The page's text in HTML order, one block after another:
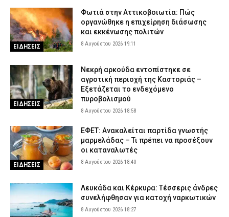
ΕΙΔΗΣΕΙΣ
Φωτιά στην Αττικοβοιωτία: Πώς
οργανώθηκε η επιχείρηση διάσωσης
και εκκένωσης πολιτών
8 Αυγούστου 2026 19:11
ΕΙΔΗΣΕΙΣ
Νεκρή αρκούδα εντοπίστηκε σε
αγροτική περιοχή της Καστοριάς –
Εξετάζεται το ενδεχόμενο
πυροβολισμού
8 Αυγούστου 2026 18:58
ΕΙΔΗΣΕΙΣ
ΕΦΕΤ: Ανακαλείται παρτίδα γνωστής
μαρμελάδας – Τι πρέπει να προσέξουν
οι καταναλωτές
8 Αυγούστου 2026 18:40
Λευκάδα και Κέρκυρα: Τέσσερις άνδρες
συνελήφθησαν για κατοχή ναρκωτικών
8 Αυγούστου 2026 18:27